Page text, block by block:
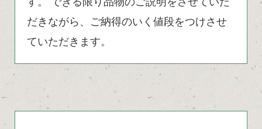
だきながら、ご納得のいく値段をつけさせ
ていただきます。